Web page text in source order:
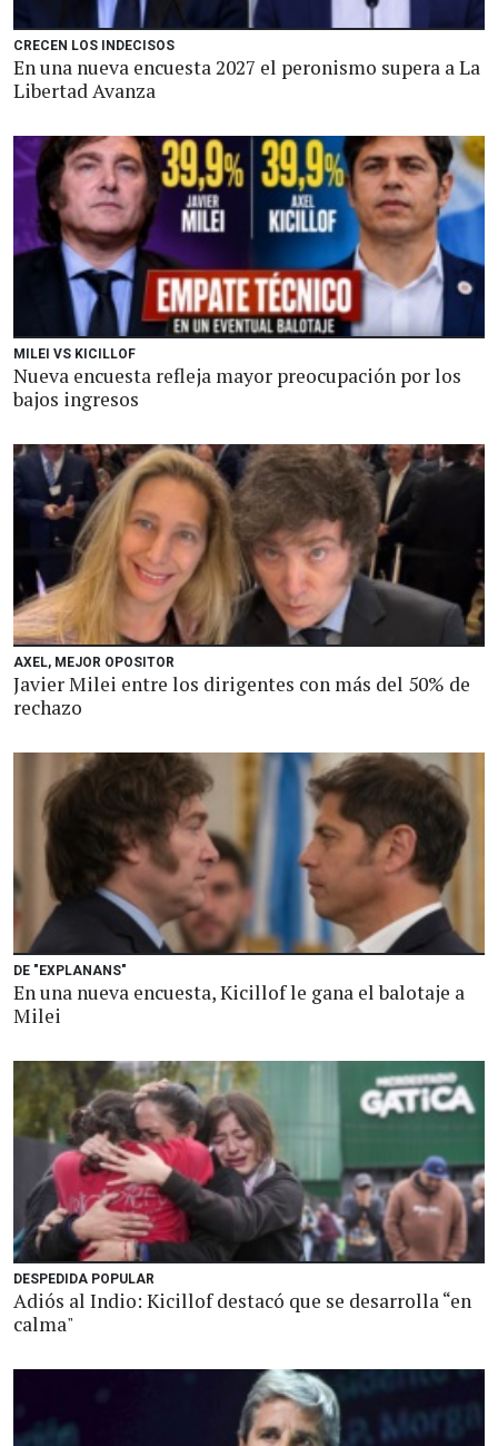
CRECEN LOS INDECISOS
En una nueva encuesta 2027 el peronismo supera a La
Libertad Avanza
MILEI VS KICILLOF
Nueva encuesta refleja mayor preocupación por los
bajos ingresos
AXEL, MEJOR OPOSITOR
Javier Milei entre los dirigentes con más del 50% de
rechazo
DE "EXPLANANS"
En una nueva encuesta, Kicillof le gana el balotaje a
Milei
DESPEDIDA POPULAR
Adiós al Indio: Kicillof destacó que se desarrolla “en
calma"